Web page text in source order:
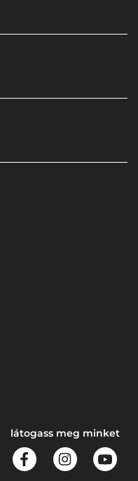
látogass meg minket